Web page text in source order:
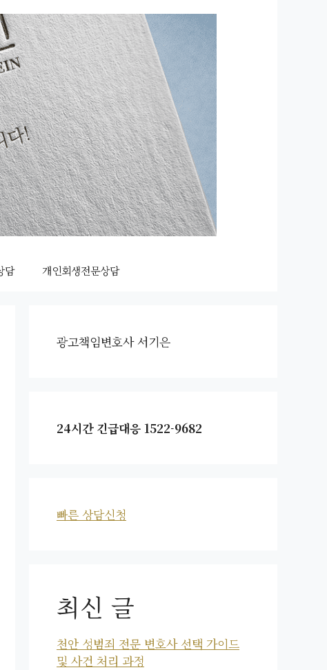
담 개인회생전문상담
광고책임변호사 서기은
24시간 긴급대응 1522-9682
빠른 상담신청
최신 글
천안 성범죄 전문 변호사 선택 가이드
및 사건 처리 과정